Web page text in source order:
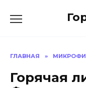
ГЛАВНАЯ »
Горячая